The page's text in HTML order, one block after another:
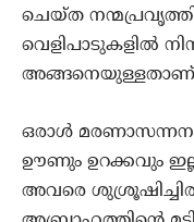
ചെയ്ത
വെളിപാടുകളില്‍
ഒരാള്‍
ഊണും ഉറക്കവും
അവരെ